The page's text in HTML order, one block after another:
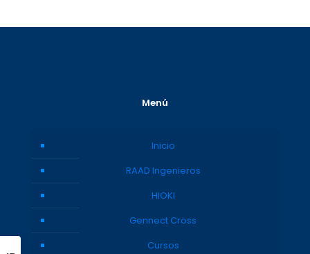
Menú
Inicio
RAAD Ingenieros
HIOKI
Gennect Cross
Cursos